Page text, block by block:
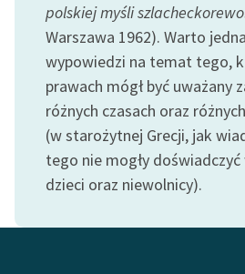
polskiej myśli
Warszawa 1962). Warto
wypowiedzi na temat tego,
prawach mógł być uważany
różnych czasach oraz
(w starożytnej Grecji, jak
tego nie mogły
dzieci oraz niewolnicy).